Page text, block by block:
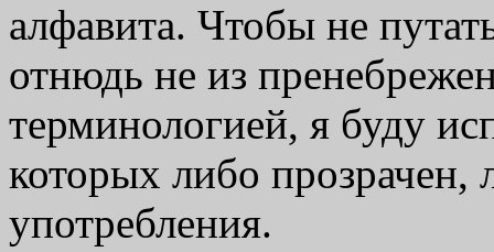
алфавита. Чтобы не
отнюдь не из
терминологией, я буду
которых либо прозрачен,
употребления.